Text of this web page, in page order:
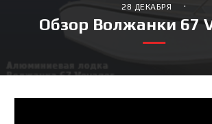
28 ДЕКАБРЯ ·
Обзор Волжанки 67